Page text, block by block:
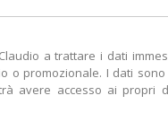
a trattare i dati
o promozionale. I dati
avere accesso ai propri